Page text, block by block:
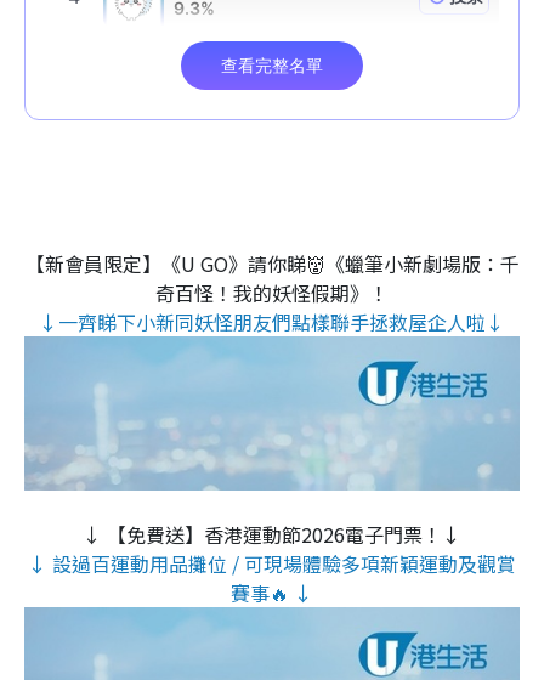
【新會員限定】《U GO》請你睇👹《蠟筆小新劇場版：千
奇百怪！我的妖怪假期》！
↓一齊睇下小新同妖怪朋友們點樣聯手拯救屋企人啦↓
↓ 【免費送】香港運動節2026電子門票！↓
↓ 設過百運動用品攤位 / 可現場體驗多項新穎運動及觀賞
賽事🔥 ↓